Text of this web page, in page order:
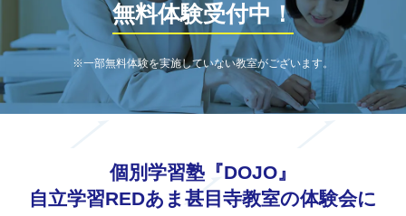
無料体験受付中！
※一部無料体験を実施していない教室がございます。
個別学習塾『DOJO』
自立学習REDあま甚目寺教室の体験会に